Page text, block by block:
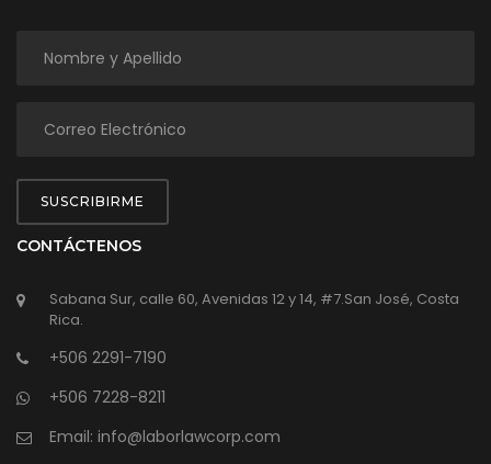
SUSCRIBIRME
CONTÁCTENOS
Sabana Sur, calle 60, Avenidas 12 y 14, #7.San José, Costa
Rica.
+506 2291-7190
+506 7228-8211
Email: info@laborlawcorp.com